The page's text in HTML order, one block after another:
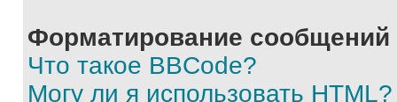
Форматирование
Что такое BBCode?
Могу ли я использовать HTML?